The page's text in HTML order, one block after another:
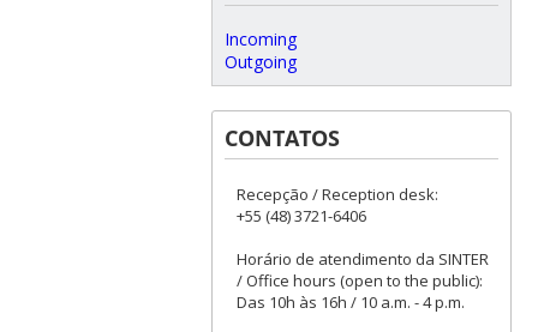
Incoming
Outgoing
CONTATOS
Recepção / Reception desk:
+55 (48) 3721-6406
Horário de atendimento da SINTER
/ Office hours (open to the public):
Das 10h às 16h / 10 a.m. - 4 p.m.